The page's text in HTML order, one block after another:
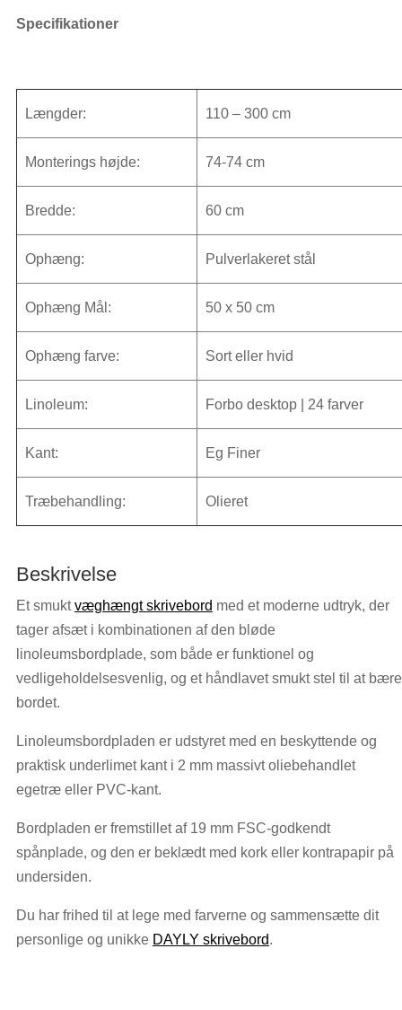
Eg
skrivebord
antal
Specifikationer
Længder: 110 – 300 cm
Monterings højde: 74-74 cm
Bredde: 60 cm
Ophæng: Pulverlakeret stål
Ophæng Mål: 50 x 50 cm
Ophæng farve: Sort eller hvid
Linoleum: Forbo desktop | 24 farver
Kant: Eg Finer
Træbehandling: Olieret
Beskrivelse
Et smuktvæghængt skrivebord med et moderne udtryk, der
tager afsæt i kombinationen af den bløde
linoleumsbordplade, som både er funktionel og
vedligeholdelsesvenlig, og et håndlavet smukt stel til at bære
bordet.
Linoleumsbordpladen er udstyret med en beskyttende og
praktisk underlimet kant i 2 mm massivt oliebehandlet
egetræ eller PVC-kant.
Bordpladen er fremstillet af 19 mm FSC-godkendt
spånplade, og den er beklædt med kork eller kontrapapir på
undersiden.
Du har frihed til at lege med farverne og sammensætte dit
personlige og unikke DAYLY skrivebord.